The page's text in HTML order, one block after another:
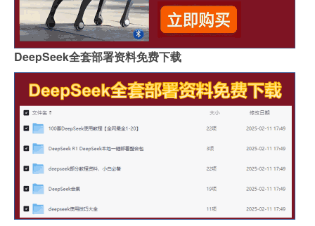
DeepSeek全套部署资料免费下载